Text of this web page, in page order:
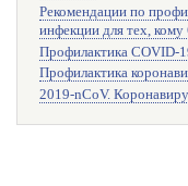
Рекомендации по
инфекции для тех, кому
Профилактика COVID-
Профилактика
2019-nCoV.